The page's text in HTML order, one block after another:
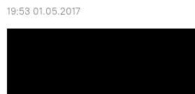
19:53 01.05.2017